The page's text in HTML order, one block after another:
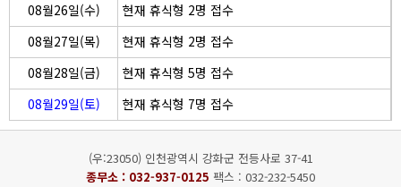
08월26일(수)
현재 휴식형 2명 접수
08월27일(목)
현재 휴식형 2명 접수
08월28일(금)
현재 휴식형 5명 접수
08월29일(토)
현재 휴식형 7명 접수
(우:23050) 인천광역시 강화군 전등사로 37-41
종무소 : 032-937-0125 팩스 : 032-232-5450